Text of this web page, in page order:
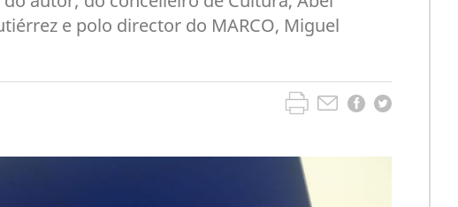
e polo director do MARCO, Miguel